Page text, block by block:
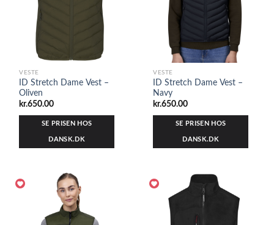
VESTE
ID Stretch Dame Vest –
Oliven
kr.650.00
SE PRISEN HOS
DANSK.DK
VESTE
ID Stretch Dame Vest –
Navy
kr.650.00
SE PRISEN HOS
DANSK.DK